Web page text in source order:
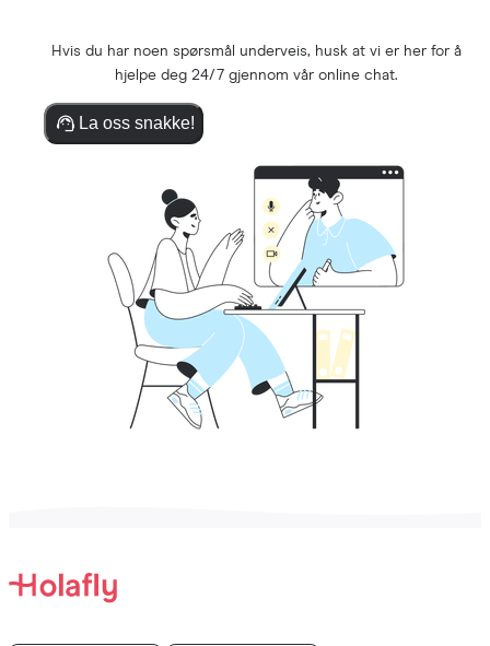
Hvis du har noen spørsmål underveis, husk at vi er her for å
hjelpe deg 24/7 gjennom vår online chat.
La oss snakke!